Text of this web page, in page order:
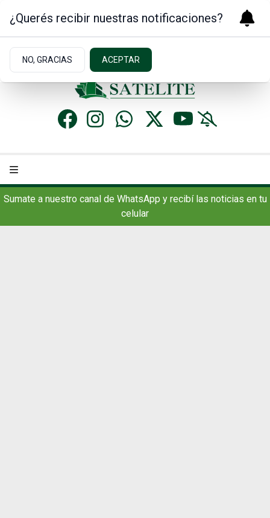
4.3ºc | Concordia, AR
Sumate a nuestro canal de WhatsApp y recibí las noticias en tu
celular
¿Querés recibir nuestras notificaciones?
NO, GRACIAS ACEPTAR